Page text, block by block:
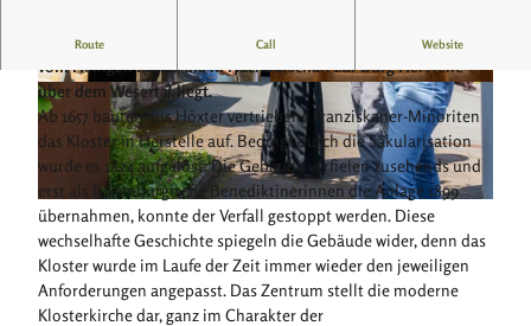
© Teutoburger Wald Tourismus, Anton Röser
© Teutoburger Wald Tourismus, Anton Röser © Teutoburger Wald Tourismus, Anton Röser
Route Call Website
Einen besonderen Ort der Ruhe und Besinnung bietet die Abtei
vom Heiligen Kreuz, die in Nachbarschaft zur Burg Herstelle
über dem Wesertal liegt.
Ab 1657 bauten aus Höxter vertriebene Franziskaner-Minoriten
das Kloster in Herstelle auf. Bedingt durch die Säkularisation
wurde es 1824 aufgelöst. Die Gebäude verfielen zusehends und
erst als luxemburgische Benediktinerinnen die Anlage 1899
übernahmen, konnte der Verfall gestoppt werden. Diese
wechselhafte Geschichte spiegeln die Gebäude wider, denn das
Kloster wurde im Laufe der Zeit immer wieder den jeweiligen
Anforderungen angepasst. Das Zentrum stellt die moderne
Klosterkirche dar, ganz im Charakter der